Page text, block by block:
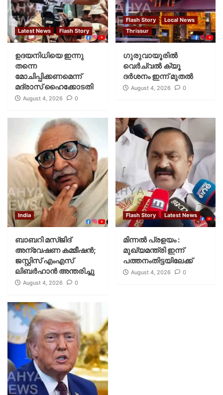
Latest News Flash Story
ഉദയനിധിയെ ഇന്നു
തന്നെ
മോചിപ്പിക്കണമെന്ന്
മദ്രാസ് ഹൈക്കോടതി
August 4, 2026 0
Flash Story
Local News
Thrissur
ഗുരുവായൂരില്‍
വെര്‍ച്വല്‍ ക്യൂ
ദര്‍ശനം ഇന്ന് മുതല്‍
August 4, 2026 0
India
ബാബറി മസ്ജിദ്
അന്വേഷണ കമ്മീഷന്‍;
ജസ്റ്റിസ് എംഎസ്
ലിബര്‍ഹാന്‍ അന്തരിച്ചു
August 4, 2026 0
Flash Story Latest News
മിന്നല്‍ പ്രളയം :
മുഖ്യമന്ത്രി ഇന്ന്
പത്തനംതിട്ടയിലേക്ക്
August 4, 2026 0